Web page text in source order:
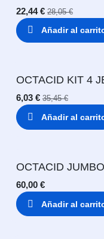
22,44€ 28,05€
Añadir al
OCTACID KIT 4
6,03 € 35,45€
Añadir al
OCTACID
60,00 €
Añadir al